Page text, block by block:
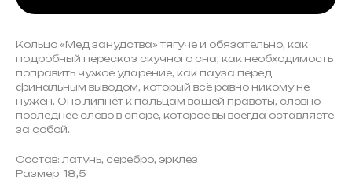
Кольцо «Мед занудства» тягуче и обязательно, как
подробный пересказ скучного сна, как необходимость
поправить чужое ударение, как пауза перед
финальным выводом, который всё равно никому не
нужен. Оно липнет к пальцам вашей правоты, словно
последнее слово в споре, которое вы всегда оставляете
за собой.
Состав: латунь, серебро, эрклез
Размер: 18,5